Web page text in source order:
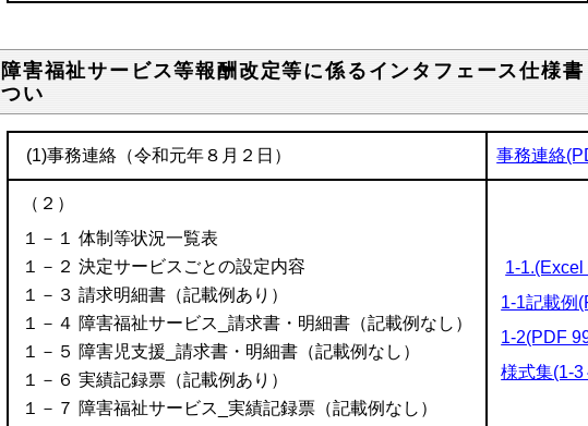
障害福祉サービス等報酬改定等に係るインタフェース仕様
つい
(1)事務連絡（令和元年８月２日） 事務連絡
（２）
１－１ 体制等状況一覧表
１－２ 決定サービスごとの設定内容
１－３ 請求明細書（記載例あり）
１－４ 障害福祉サービス_請求書・明細書（記載例なし）
１－５ 障害児支援_請求書・明細書（記載例なし）
１－６ 実績記録票（記載例あり）
１－７ 障害福祉サービス_実績記録票（記載例なし）
1-1.(Excel
1-1記載例
1-2(PDF
様式集(1-